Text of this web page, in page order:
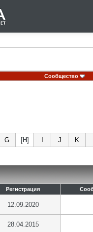
Сообщество
G [H] J K
Регистрация
12.09.2020
28.04.2015